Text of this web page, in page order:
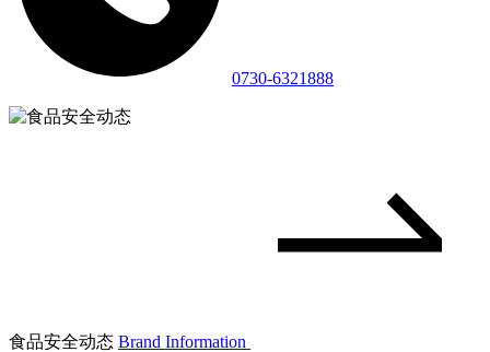
0730-6321888
食品安全动态 Brand Information